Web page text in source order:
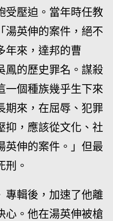
受壓迫。 當年時任教
湯英伸的案件，絕不
年來，達邦的曹
鳳的歷史罪名。謀殺
一個種族幾乎生下來
期來，在屈辱、犯罪
抑，應該從文化、社
英伸的案件。」但最
刑。
專輯後，加速了他離
心。他在湯英伸被槍